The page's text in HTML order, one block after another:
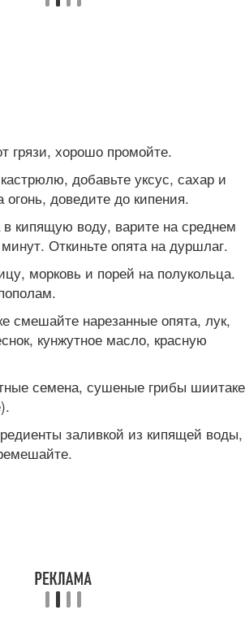
грязи, хорошо промойте.
добавьте уксус, сахар и
огонь, доведите до кипения.
кипящую воду, варите на среднем
Откиньте опята на дуршлаг.
морковь и порей на полукольца.
смешайте нарезанные опята, лук,
кунжутное масло, красную
семена, сушеные грибы шиитаке
заливкой из кипящей воды,